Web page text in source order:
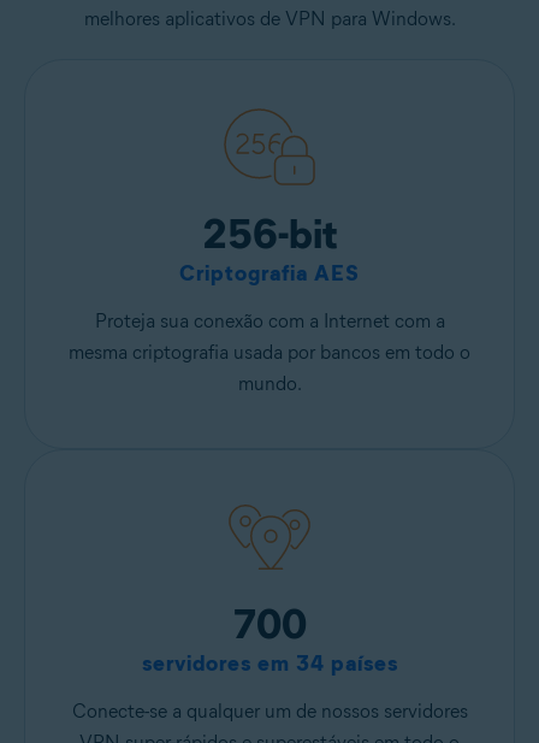
melhores aplicativos de VPN para Windows.
256-bit
Criptografia AES
Proteja sua conexão com a Internet com a
mesma criptografia usada por bancos em todo o
mundo.
700
servidores em 34 países
Conecte-se a qualquer um de nossos servidores